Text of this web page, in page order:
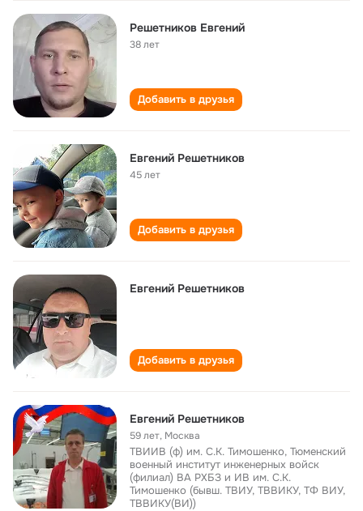
Решетников Евгений
38 лет
Добавить в друзья
Евгений Решетников
45 лет
Добавить в друзья
Евгений Решетников
Добавить в друзья
Евгений Решетников
59 лет, Москва
ТВИИВ (ф) им. С.К. Тимошенко, Тюменский
военный институт инженерных войск
(филиал) ВА РХБЗ и ИВ им. С.К.
Тимошенко (бывш. ТВИУ, ТВВИКУ, ТФ ВИУ,
ТВВИКУ(ВИ))